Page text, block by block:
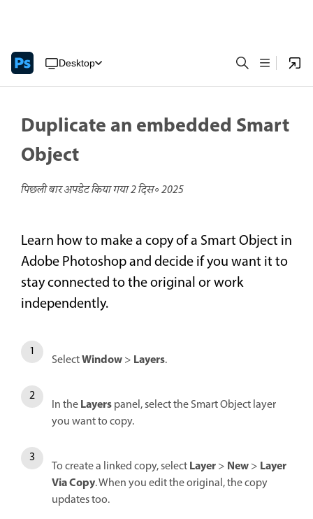
Desktop
Duplicate an embedded Smart
Object
पिछली बार अपडेट किया गया2 दिस॰ 2025
Learn how to make a copy of a Smart Object in
Adobe Photoshop and decide if you want it to
stay connected to the original or work
independently.
SelectWindow> Layers.
In theLayerspanel, select the Smart Object layer
you want to copy.
To create a linked copy, selectLayer> New> Layer
Via Copy. When you edit the original, the copy
updates too.